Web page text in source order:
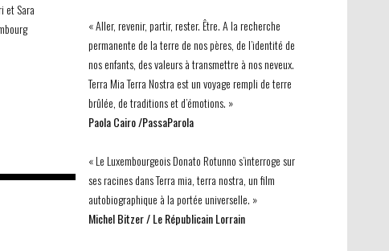
et Sara
« Aller, revenir, partir, rester. Être. A la recherche
permanente de la terre de nos pères, de l’identité de
nos enfants, des valeurs à transmettre à nos neveux.
Terra Mia Terra Nostra est un voyage rempli de terre
brûlée, de traditions et d’émotions. »
Paola Cairo /PassaParola
« Le Luxembourgeois Donato Rotunno s’interroge sur
ses racines dans Terra mia, terra nostra, un film
autobiographique à la portée universelle. »
Michel Bitzer / Le Républicain Lorrain